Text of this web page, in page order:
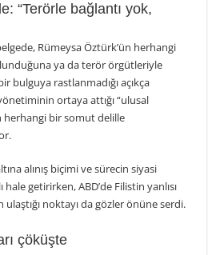
“Terörle bağlantı yok,
belgede, Rümeysa Öztürk’ün herhangi
ya da terör örgütleriyle
bulguya rastlanmadığı açıkça
ortaya attığı “ulusal
bir somut delille
alınış biçimi ve sürecin siyasi
getirirken, ABD’de Filistin yanlısı
noktayı da gözler önüne serdi.
çöküşte